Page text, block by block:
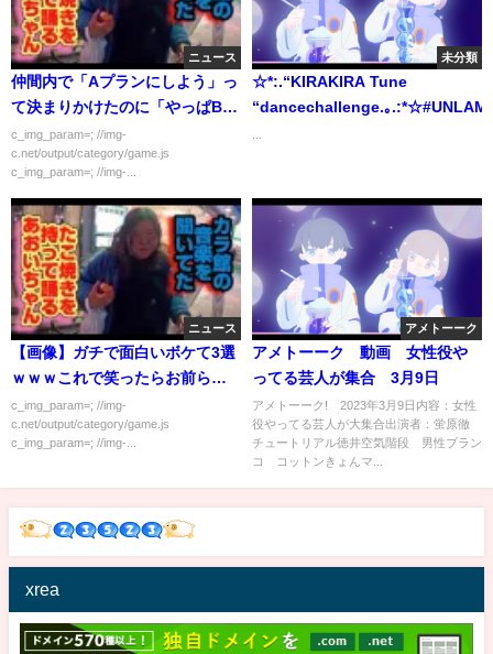
ニュース
仲間内で「Aプランにしよう」っ
て決まりかけたのに「やっぱBプ
ランにしようよ」とか言い出す
奴
c_img_param=; //img-
c.net/output/category/game.js
c_img_param=; //img-...
未分類
☆*:.“KIRAKIRA Tune
“dancechallenge.｡
ニュース
【画像】ガチで面白いボケて3選
ｗｗｗこれで笑ったらお前らの
負けな？
c_img_param=; //img-
c.net/output/category/game.js
c_img_param=; //img-...
アメトーーク
アメトーーク 動画 女性役や
ってる芸人が集合 3月9日
アメトーーク! 2023年3月9日内容：女性
役やってる芸人が大集合出演者：蛍原徹
チュートリアル徳井空気階段 男性ブラン
コ コットンきょんマ...
xrea